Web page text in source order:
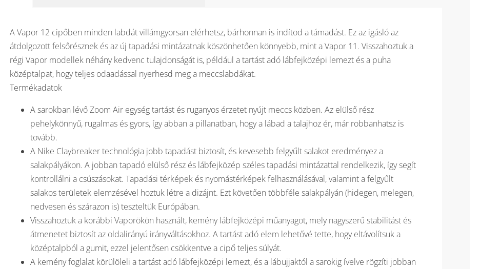
A Vapor 12 cipőben minden labdát villámgyorsan elérhetsz, bárhonnan is indítod a támadást. Ez az igásló az
átdolgozott felsőrésznek és az új tapadási mintázatnak köszönhetően könnyebb, mint a Vapor 11. Visszahoztuk a
régi Vapor modellek néhány kedvenc tulajdonságát is, például a tartást adó lábfejközépi lemezt és a puha
középtalpat, hogy teljes odaadással nyerhesd meg a meccslabdákat.
Termékadatok
A sarokban lévő Zoom Air egység tartást és ruganyos érzetet nyújt meccs közben. Az elülső rész
pehelykönnyű, rugalmas és gyors, így abban a pillanatban, hogy a lábad a talajhoz ér, már robbanhatsz is
tovább.
A Nike Claybreaker technológia jobb tapadást biztosít, és kevesebb felgyűlt salakot eredményez a
salakpályákon. A jobban tapadó elülső rész és lábfejközép széles tapadási mintázattal rendelkezik, így segít
kontrollálni a csúszásokat. Tapadási térképek és nyomástérképek felhasználásával, valamint a felgyűlt
salakos területek elemzésével hoztuk létre a dizájnt. Ezt követően többféle salakpályán (hidegen, melegen,
nedvesen és szárazon is) teszteltük Európában.
Visszahoztuk a korábbi Vaporökön használt, kemény lábfejközépi műanyagot, mely nagyszerű stabilitást és
átmenetet biztosít az oldalirányú irányváltásokhoz. A tartást adó elem lehetővé tette, hogy eltávolítsuk a
középtalpból a gumit, ezzel jelentősen csökkentve a cipő teljes súlyát.
A kemény foglalat körülöleli a tartást adó lábfejközépi lemezt, és a lábujjaktól a sarokig ívelve rögzíti jobban